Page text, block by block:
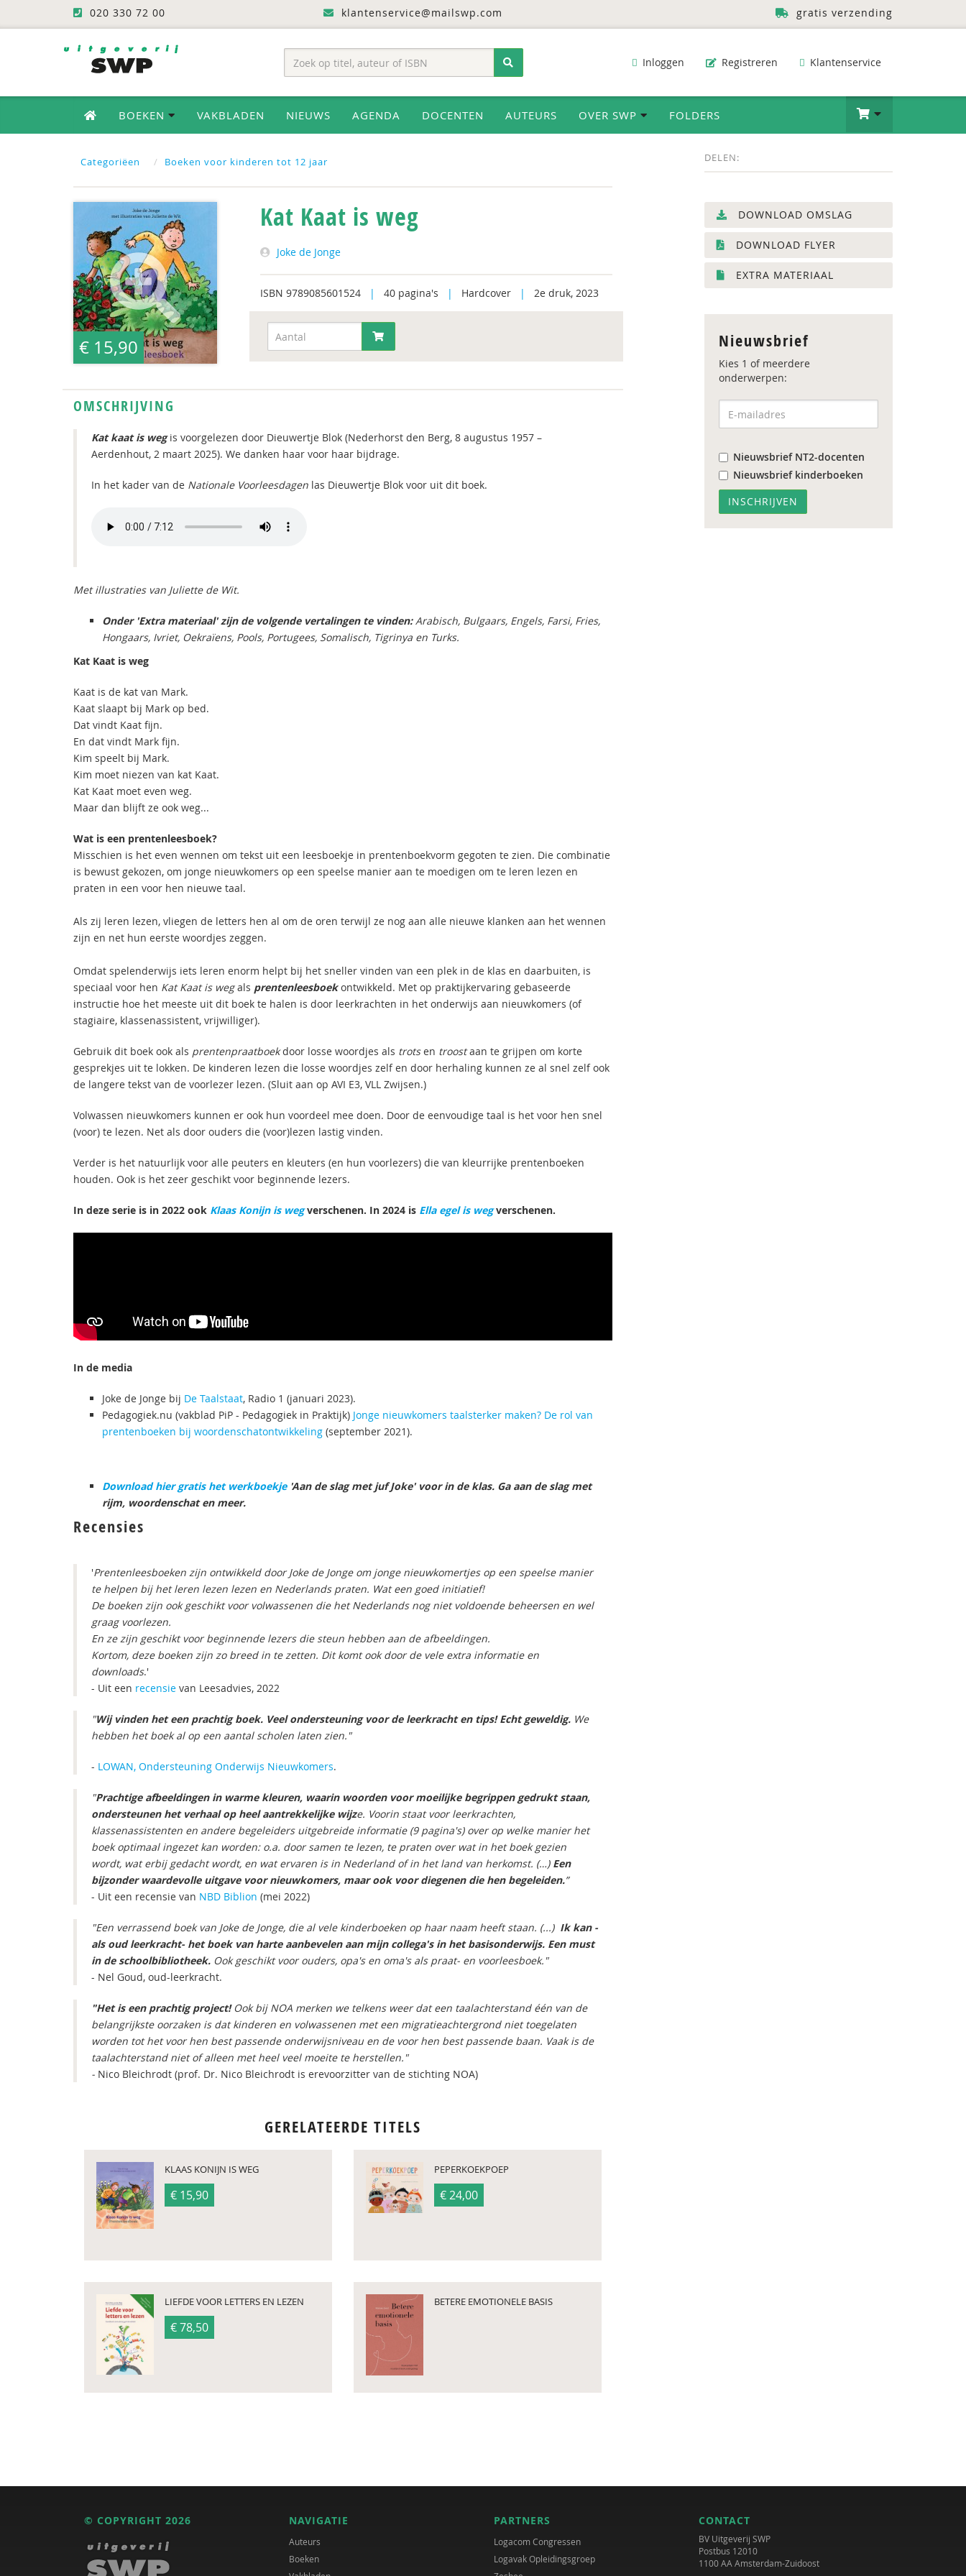
020 330 72 00 klantenservice@mailswp.com gratis verzending
Inloggen Registreren Klantenservice
BOEKEN VAKBLADEN NIEUWS AGENDA DOCENTEN AUTEURS OVER SWP FOLDERS
Categoriëen Boeken voor kinderen tot 12 jaar DELEN:
€ 15,90
Kat Kaat is weg
Joke de Jonge
ISBN 9789085601524 | 40 pagina's | Hardcover | 2e druk, 2023
OMSCHRIJVING
Kat kaat is wegis voorgelezen door Dieuwertje Blok (Nederhorst den Berg, 8 augustus 1957 –
Aerdenhout, 2 maart 2025). We danken haar voor haar bijdrage.
In het kader van de Nationale Voorleesdagen las Dieuwertje Blok voor uit dit boek.
Met illustraties van Juliette de Wit.
Onder 'Extra materiaal' zijn de volgende vertalingen te vinden:Arabisch, Bulgaars, Engels, Farsi, Fries,
Hongaars, Ivriet, Oekraïens, Pools, Portugees, Somalisch, Tigrinya en Turks.
Kat Kaat is weg
Kaat is de kat van Mark.
Kaat slaapt bij Mark op bed.
Dat vindt Kaat fijn.
En dat vindt Mark fijn.
Kim speelt bij Mark.
Kim moet niezen van kat Kaat.
Kat Kaat moet even weg.
Maar dan blijft ze ook weg...
Wat is een prentenleesboek?
Misschien is het even wennen om tekst uit een leesboekje in prentenboekvorm gegoten te zien. Die combinatie
is bewust gekozen, om jonge nieuwkomers op een speelse manier aan te moedigen om te leren lezen en
praten in een voor hen nieuwe taal.
Als zij leren lezen, vliegen de letters hen al om de oren terwijl ze nog aan alle nieuwe klanken aan het wennen
zijn en net hun eerste woordjes zeggen.
Omdat spelenderwijs iets leren enorm helpt bij het sneller vinden van een plek in de klas en daarbuiten, is
speciaal voor hen Kat Kaat is wegals prentenleesboek ontwikkeld. Met op praktijkervaring gebaseerde
instructie hoe het meeste uit dit boek te halen is door leerkrachten in het onderwijs aan nieuwkomers (of
stagiaire, klassenassistent, vrijwilliger).
Gebruik dit boek ook als prentenpraatboekdoor losse woordjes als trotsen troostaan te grijpen om korte
gesprekjes uit te lokken. De kinderen lezen die losse woordjes zelf en door herhaling kunnen ze al snel zelf ook
de langere tekst van de voorlezer lezen. (Sluit aan op AVI E3, VLL Zwijsen.)
Volwassen nieuwkomers kunnen er ook hun voordeel mee doen. Door de eenvoudige taal is het voor hen snel
(voor) te lezen. Net als door ouders die (voor)lezen lastig vinden.
Verder is het natuurlijk voor alle peuters en kleuters (en hun voorlezers) die van kleurrijke prentenboeken
houden. Ook is het zeer geschikt voor beginnende lezers.
In deze serie is in 2022 ook Klaas Konijn is wegverschenen. In 2024 is Ella egel is wegverschenen.
In de media
Joke de Jonge bij De Taalstaat, Radio 1 (januari 2023).
Pedagogiek.nu (vakblad PiP - Pedagogiek in Praktijk) Jonge nieuwkomers taalsterker maken? De rol van
prentenboeken bij woordenschatontwikkeling (september 2021).
Download hier gratis het werkboekje'Aan de slag met juf Joke' voor in de klas. Ga aan de slag met
rijm, woordenschat en meer.
Recensies
'Prentenleesboeken zijn ontwikkeld door Joke de Jonge om jonge nieuwkomertjes op een speelse manier
te helpen bij het leren lezen lezen en Nederlands praten. Wat een goed initiatief!
De boeken zijn ook geschikt voor volwassenen die het Nederlands nog niet voldoende beheersen en wel
graag voorlezen.
En ze zijn geschikt voor beginnende lezers die steun hebben aan de afbeeldingen.
Kortom, deze boeken zijn zo breed in te zetten. Dit komt ook door de vele extra informatie en
downloads.'
- Uit een recensie van Leesadvies, 2022
"Wij vinden het een prachtig boek. Veel ondersteuning voor de leerkracht en tips! Echt geweldig. We
hebben het boek al op een aantal scholen laten zien."
- LOWAN, Ondersteuning Onderwijs Nieuwkomers.
"Prachtige afbeeldingen in warme kleuren, waarin woorden voor moeilijke begrippen gedrukt staan,
ondersteunen het verhaal op heel aantrekkelijke wijze. Voorin staat voor leerkrachten,
klassenassistenten en andere begeleiders uitgebreide informatie (9 pagina's) over op welke manier het
boek optimaal ingezet kan worden: o.a. door samen te lezen, te praten over wat in het boek gezien
wordt, wat erbij gedacht wordt, en wat ervaren is in Nederland of in het land van herkomst. (…) Een
bijzonder waardevolle uitgave voor nieuwkomers, maar ook voor diegenen die hen begeleiden.”
- Uit een recensie van NBD Biblion (mei 2022)
"Een verrassend boek van Joke de Jonge, die al vele kinderboeken op haar naam heeft staan. (...) Ik kan -
als oud leerkracht- het boek van harte aanbevelen aan mijn collega's in het basisonderwijs. Een must
in de schoolbibliotheek. Ook geschikt voor ouders, opa's en oma's als praat- en voorleesboek."
- Nel Goud, oud-leerkracht.
"Het is een prachtig project!Ook bij NOA merken we telkens weer dat een taalachterstand één van de
belangrijkste oorzaken is dat kinderen en volwassenen met een migratieachtergrond niet toegelaten
worden tot het voor hen best passende onderwijsniveau en de voor hen best passende baan. Vaak is de
taalachterstand niet of alleen met heel veel moeite te herstellen."
- Nico Bleichrodt (prof. Dr. Nico Bleichrodt is erevoorzitter van de stichting NOA)
GERELATEERDE TITELS
KLAAS KONIJN IS WEG
€ 15,90
PEPERKOEKPOEP
€ 24,00
LIEFDE VOOR LETTERS EN LEZEN
€ 78,50
BETERE EMOTIONELE BASIS
DOWNLOAD OMSLAG
DOWNLOAD FLYER
EXTRA MATERIAAL
Nieuwsbrief
Kies 1 of meerdere
onderwerpen:
Nieuwsbrief NT2-docenten
Nieuwsbrief kinderboeken
© COPYRIGHT 2026 NAVIGATIE
Auteurs
Boeken
PARTNERS
Logacom Congressen
Logavak Opleidingsgroep
CONTACT
BV Uitgeverij SWP
Postbus 12010
1100 AA Amsterdam-Zuidoost